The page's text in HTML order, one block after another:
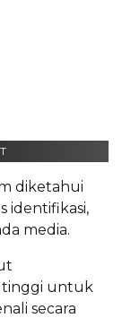
diketahui
identifikasi,
media.
untuk
secara